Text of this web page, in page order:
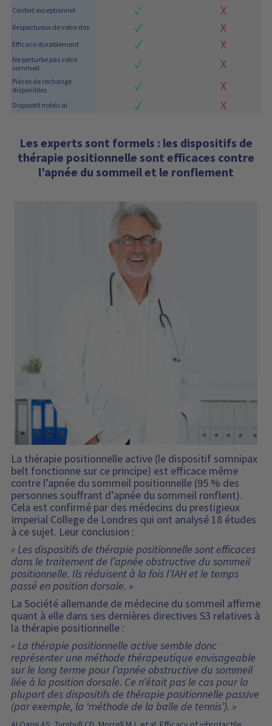
Confort exceptionnel
✓ X
Respectueux de votre dos ✓ X
Efficace durablement ✓ X
Ne perturbe pas votre
sommeil
✓ X
Pièces de rechange
disponibles
✓ X
Dispositif médical ✓ X
Les experts sont formels : les dispositifs de
thérapie positionnelle sont efficaces contre
l’apnée du sommeil et le ronflement
La thérapie positionnelle active (le dispositif somnipax
belt fonctionne sur ce principe) est efficace même
contre l’apnée du sommeil positionnelle (95 % des
personnes souffrant d’apnée du sommeil ronflent).
Cela est confirmé par des médecins du prestigieux
Imperial College de Londres qui ont analysé 18 études
à ce sujet. Leur conclusion :
« Les dispositifs de thérapie positionnelle sont efficaces
dans le traitement de l’apnée obstructive du sommeil
positionnelle. Ils réduisent à la fois l’IAH et le temps
passé en position dorsale. »
La Société allemande de médecine du sommeil affirme
quant à elle dans ses dernières directives S3 relatives à
la thérapie positionnelle :
« La thérapie positionnelle active semble donc
représenter une méthode thérapeutique envisageable
sur le long terme pour l’apnée obstructive du sommeil
liée à la position dorsale. Ce n’était pas le cas pour la
plupart des dispositifs de thérapie positionnelle passive
(par exemple, la ‘méthode de la balle de tennis’). »